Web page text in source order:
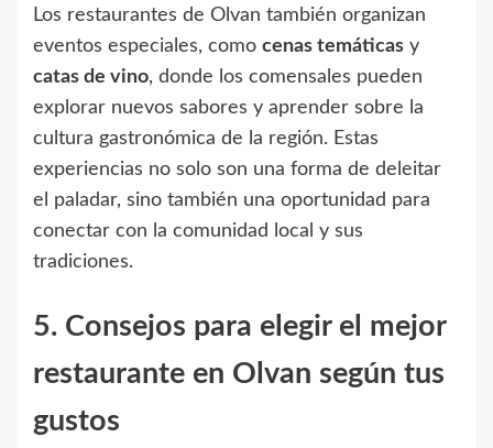
Los restaurantes de Olvan también organizan
eventos especiales, como cenas temáticas y
catas de vino, donde los comensales pueden
explorar nuevos sabores y aprender sobre la
cultura gastronómica de la región. Estas
experiencias no solo son una forma de deleitar
el paladar, sino también una oportunidad para
conectar con la comunidad local y sus
tradiciones.
5. Consejos para elegir el mejor
restaurante en Olvan según tus
gustos